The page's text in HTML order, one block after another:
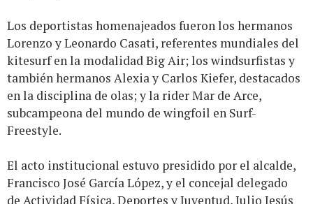
Los deportistas homenajeados fueron los hermanos
Lorenzo y Leonardo Casati, referentes mundiales del
kitesurf en la modalidad Big Air; los windsurfistas y
también hermanos Alexia y Carlos Kiefer, destacados
en la disciplina de olas; y la rider Mar de Arce,
subcampeona del mundo de wingfoil en Surf-
Freestyle.
El acto institucional estuvo presidido por el alcalde,
Francisco José García López, y el concejal delegado
de Actividad Física, Deportes y Juventud, Julio Jesús